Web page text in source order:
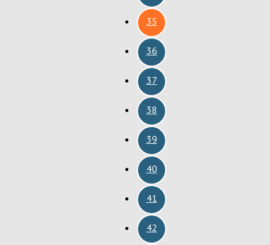
35
36
37
38
39
40
41
42